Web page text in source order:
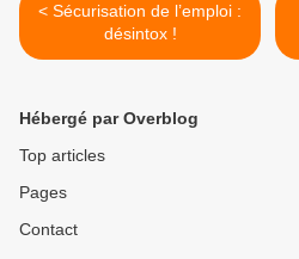
< Sécurisation de l’emploi :
désintox !
Hébergé par Overblog
Top articles
Pages
Contact